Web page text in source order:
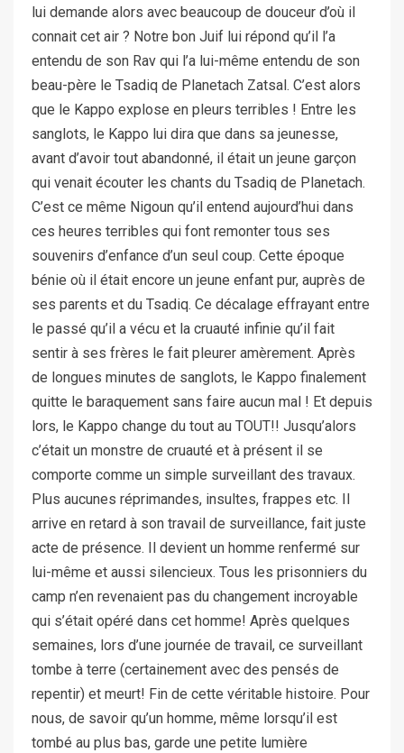
lui demande alors avec beaucoup de douceur d’où il
connait cet air ? Notre bon Juif lui répond qu’il l’a
entendu de son Rav qui l’a lui-même entendu de son
beau-père le Tsadiq de Planetach Zatsal. C’est alors
que le Kappo explose en pleurs terribles ! Entre les
sanglots, le Kappo lui dira que dans sa jeunesse,
avant d’avoir tout abandonné, il était un jeune garçon
qui venait écouter les chants du Tsadiq de Planetach.
C’est ce même Nigoun qu’il entend aujourd’hui dans
ces heures terribles qui font remonter tous ses
souvenirs d’enfance d’un seul coup. Cette époque
bénie où il était encore un jeune enfant pur, auprès de
ses parents et du Tsadiq. Ce décalage effrayant entre
le passé qu’il a vécu et la cruauté infinie qu’il fait
sentir à ses frères le fait pleurer amèrement. Après
de longues minutes de sanglots, le Kappo finalement
quitte le baraquement sans faire aucun mal ! Et depuis
lors, le Kappo change du tout au TOUT!! Jusqu’alors
c’était un monstre de cruauté et à présent il se
comporte comme un simple surveillant des travaux.
Plus aucunes réprimandes, insultes, frappes etc. Il
arrive en retard à son travail de surveillance, fait juste
acte de présence. Il devient un homme renfermé sur
lui-même et aussi silencieux. Tous les prisonniers du
camp n’en revenaient pas du changement incroyable
qui s’était opéré dans cet homme! Après quelques
semaines, lors d’une journée de travail, ce surveillant
tombe à terre (certainement avec des pensés de
repentir) et meurt! Fin de cette véritable histoire. Pour
nous, de savoir qu’un homme, même lorsqu’il est
tombé au plus bas, garde une petite lumière